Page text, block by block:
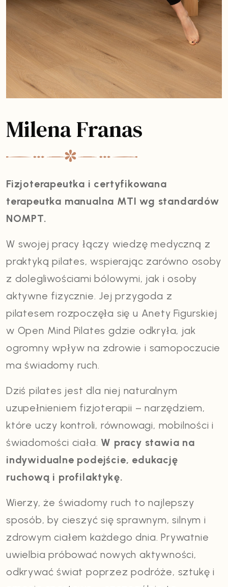
Milena Franas
Fizjoterapeutka i certyfikowana
terapeutka manualna MTI wg standardów
NOMPT.
W swojej pracy łączy wiedzę medyczną z
praktyką pilates, wspierając zarówno osoby
z dolegliwościami bólowymi, jak i osoby
aktywne fizycznie. Jej przygoda z
pilatesem rozpoczęła się u Anety Figurskiej
w Open Mind Pilates gdzie odkryła, jak
ogromny wpływ na zdrowie i samopoczucie
ma świadomy ruch.
Dziś pilates jest dla niej naturalnym
uzupełnieniem fizjoterapii – narzędziem,
które uczy kontroli, równowagi, mobilności i
świadomości ciała. W pracy stawia na
indywidualne podejście, edukację
ruchową i profilaktykę.
Wierzy, że świadomy ruch to najlepszy
sposób, by cieszyć się sprawnym, silnym i
zdrowym ciałem każdego dnia. Prywatnie
uwielbia próbować nowych aktywności,
odkrywać świat poprzez podróże, sztukę i